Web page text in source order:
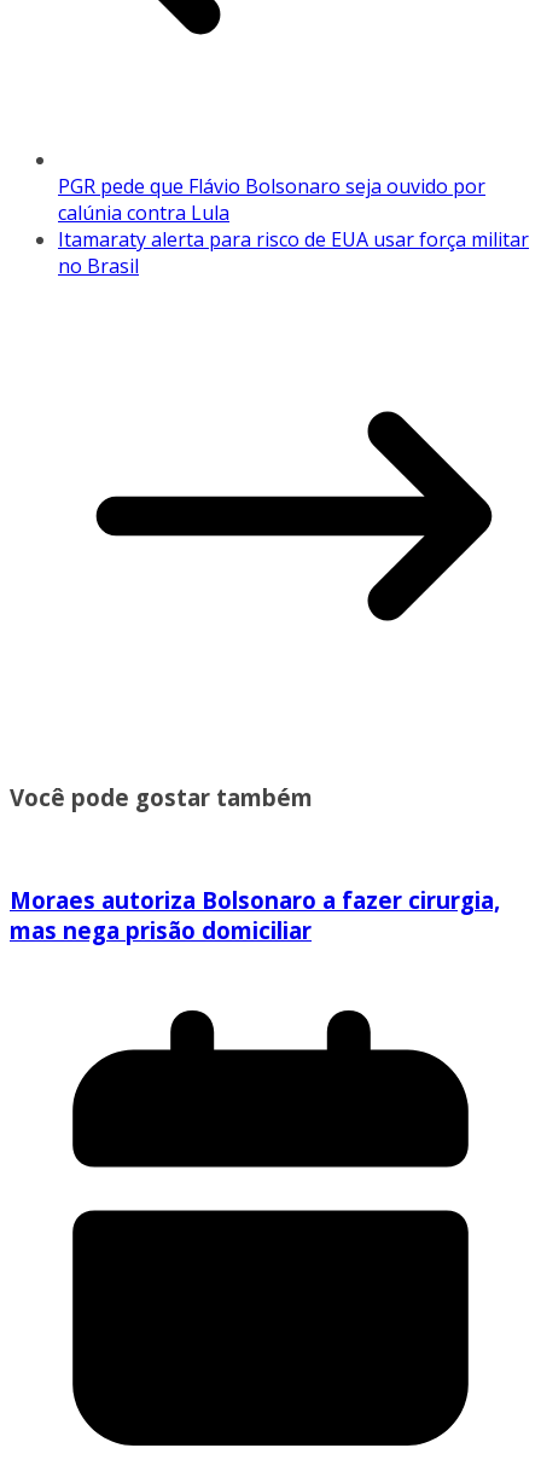
PGR pede que Flávio Bolsonaro seja ouvido por
calúnia contra Lula
Itamaraty alerta para risco de EUA usar força militar
no Brasil
Você pode gostar também
Moraes autoriza Bolsonaro a fazer cirurgia,
mas nega prisão domiciliar